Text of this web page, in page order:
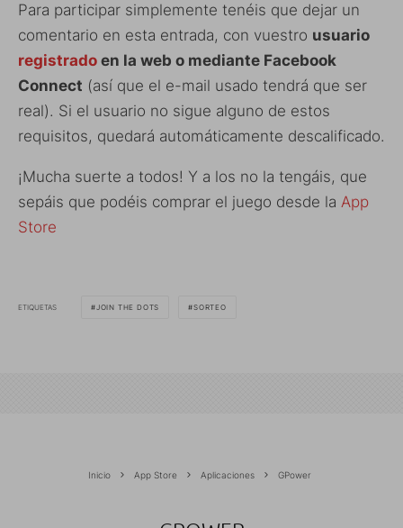
Para participar simplemente tenéis que dejar un
comentario en esta entrada, con vuestro usuario
registrado en la web o mediante Facebook
Connect (así que el e-mail usado tendrá que ser
real). Si el usuario no sigue alguno de estos
requisitos, quedará automáticamente descalificado.
¡Mucha suerte a todos! Y a los no la tengáis, que
sepáis que podéis comprar el juego desde la App
Store
ETIQUETAS JOIN THE DOTS SORTEO
Inicio App Store Aplicaciones GPower